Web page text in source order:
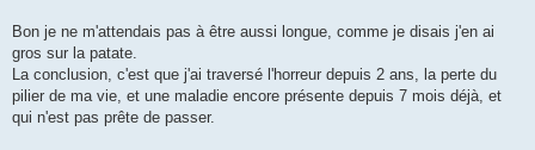
Bon je ne m'attendais pas à être aussi longue, comme je disais j'en ai
gros sur la patate.
La conclusion, c'est que j'ai traversé l'horreur depuis 2 ans, la perte du
pilier de ma vie, et une maladie encore présente depuis 7 mois déjà, et
qui n'est pas prête de passer.